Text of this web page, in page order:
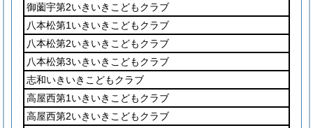
御薗宇第2いきいきこどもクラブ
八本松第1いきいきこどもクラブ
八本松第2いきいきこどもクラブ
八本松第3いきいきこどもクラブ
志和いきいきこどもクラブ
高屋西第1いきいきこどもクラブ
高屋西第2いきいきこどもクラブ